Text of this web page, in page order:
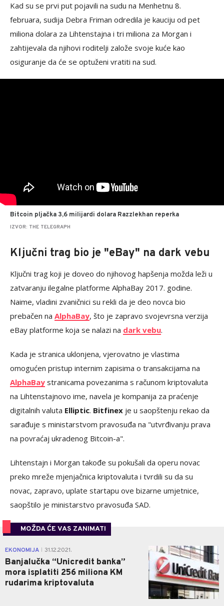
Kad su se prvi put pojavili na sudu na Menhetnu 8.
februara, sudija Debra Friman odredila je kauciju od pet
miliona dolara za Lihtenstajna i tri miliona za Morgan i
zahtijevala da njihovi roditelji založe svoje kuće kao
osiguranje da će se optuženi vratiti na sud.
Bitcoin pljačka 3,6 milijardi dolara Razzlekhan reperka
IZVOR: THE TELEGRAPH
Ključni trag bio je "eBay" na dark vebu
Ključni trag koji je doveo do njihovog hapšenja možda leži u
zatvaranju ilegalne platforme AlphaBay 2017. godine.
Naime, vladini zvaničnici su rekli da je deo novca bio
prebačen na AlphaBay, što je zapravo svojevrsna verzija
eBay platforme koja se nalazi na dark vebu.
Kada je stranica uklonjena, vjerovatno je vlastima
omogućen pristup internim zapisima o transakcijama na
AlphaBay stranicama povezanima s računom kriptovaluta
na Lihtenstajnovo ime, navela je kompanija za praćenje
digitalnih valuta Elliptic. Bitfinex je u saopštenju rekao da
sarađuje s ministarstvom pravosuđa na "utvrđivanju prava
na povraćaj ukradenog Bitcoin-a".
Lihtenstajn i Morgan takođe su pokušali da operu novac
preko mreže mjenjačnica kriptovaluta i tvrdili su da su
novac, zapravo, uplate startapu ove bizarne umjetnice,
saopštilo je ministarstvo pravosuđa SAD.
MOŽDA ĆE VAS ZANIMATI
EKONOMIJA 31.12.2021.
Banjalučka “Unicredit banka”
mora isplatiti 256 miliona KM
rudarima kriptovaluta
0